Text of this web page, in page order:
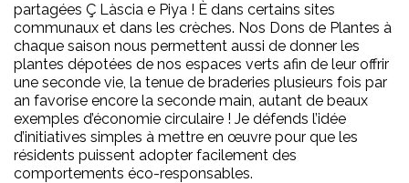
partagées Ç Làscia e Piya ! È dans certains sites
communaux et dans les crèches. Nos Dons de Plantes à
chaque saison nous permettent aussi de donner les
plantes dépotées de nos espaces verts afin de leur offrir
une seconde vie, la tenue de braderies plusieurs fois par
an favorise encore la seconde main, autant de beaux
exemples d’économie circulaire ! Je défends l’idée
d’initiatives simples à mettre en œuvre pour que les
résidents puissent adopter facilement des
comportements éco-responsables.